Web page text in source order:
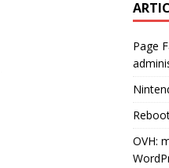
Page
OVH: